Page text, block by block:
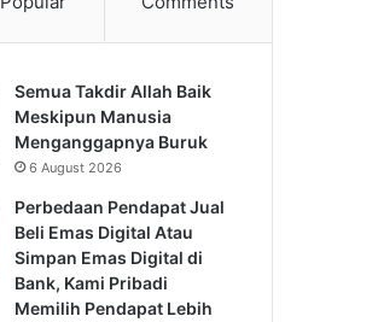
Semua Takdir Allah Baik
Meskipun Manusia
Menganggapnya Buruk
6 August 2026
Perbedaan Pendapat Jual
Beli Emas Digital Atau
Simpan Emas Digital di
Bank, Kami Pribadi
Memilih Pendapat Lebih